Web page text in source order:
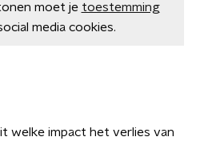
moet je toestemming
media cookies.
welke impact het verlies van